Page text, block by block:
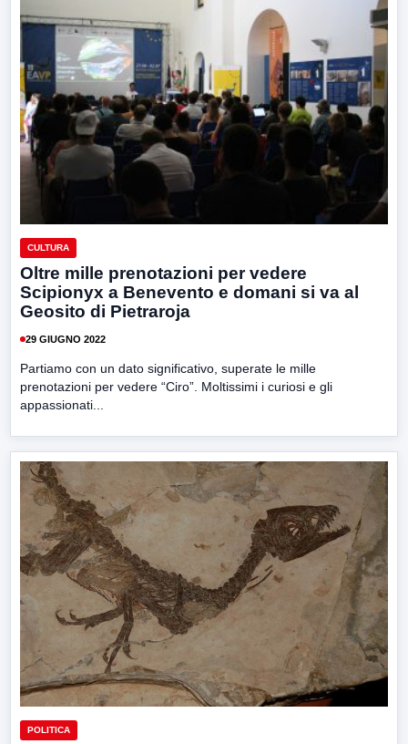
CULTURA
Oltre mille prenotazioni per vedere
Scipionyx a Benevento e domani si va al
Geosito di Pietraroja
29 GIUGNO 2022
Partiamo con un dato significativo, superate le mille
prenotazioni per vedere “Ciro”. Moltissimi i curiosi e gli
appassionati...
POLITICA